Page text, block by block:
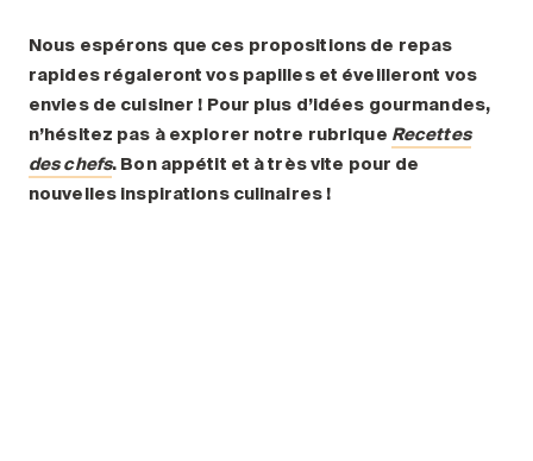
Nous espérons que ces propositions de repas
rapides régaleront vos papilles et éveilleront vos
envies de cuisiner ! Pour plus d’idées gourmandes,
n’hésitez pas à explorer notre rubrique Recettes
des chefs. Bon appétit et à très vite pour de
nouvelles inspirations culinaires!